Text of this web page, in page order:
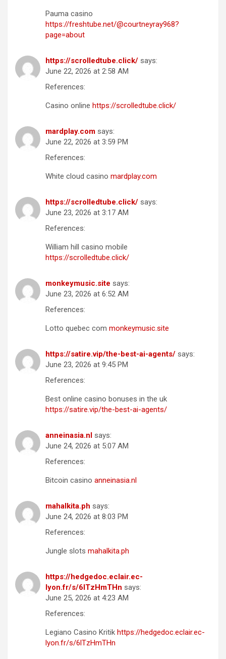
Pauma casino
https://freshtube.net/@courtneyray968?
page=about
https://scrolledtube.click/ says:
June 22, 2026 at 2:58 AM
References:
Casino online https://scrolledtube.click/
mardplay.com says:
June 22, 2026 at 3:59 PM
References:
White cloud casino mardplay.com
https://scrolledtube.click/ says:
June 23, 2026 at 3:17 AM
References:
William hill casino mobile
https://scrolledtube.click/
monkeymusic.site says:
June 23, 2026 at 6:52 AM
References:
Lotto quebec com monkeymusic.site
https://satire.vip/the-best-ai-agents/ says:
June 23, 2026 at 9:45 PM
References:
Best online casino bonuses in the uk
https://satire.vip/the-best-ai-agents/
anneinasia.nl says:
June 24, 2026 at 5:07 AM
References:
Bitcoin casino anneinasia.nl
mahalkita.ph says:
June 24, 2026 at 8:03 PM
References:
Jungle slots mahalkita.ph
https://hedgedoc.eclair.ec-
lyon.fr/s/6lTzHmTHn says:
June 25, 2026 at 4:23 AM
References:
Legiano Casino Kritik https://hedgedoc.eclair.ec-
lyon.fr/s/6lTzHmTHn